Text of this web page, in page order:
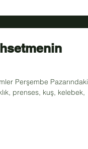
Perşembe Pazarındaki
prenses, kuş, kelebek,